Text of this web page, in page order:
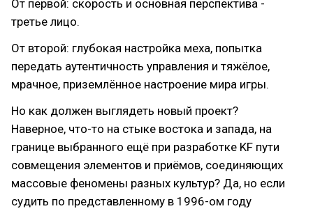
От первой: скорость и основная перспектива -
третье лицо.
От второй: глубокая настройка меха, попытка
передать аутентичность управления и тяжёлое,
мрачное, приземлённое настроение мира игры.
Но как должен выглядеть новый проект?
Наверное, что-то на стыке востока и запада, на
границе выбранного ещё при разработке KF пути
совмещения элементов и приёмов, соединяющих
массовые феномены разных культур? Да, но если
судить по представленному в 1996-ом году